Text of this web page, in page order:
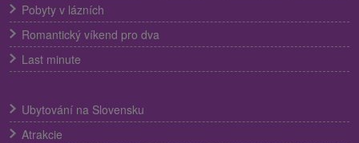
Pobyty v lázních
Romantický víkend pro dva
Last minute
Ubytování na Slovensku
Atrakcie